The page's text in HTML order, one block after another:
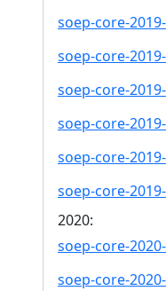
soep-core-
soep-core-
soep-core-
soep-core-
soep-core-
soep-core-
2020:
soep-core-
soep-core-